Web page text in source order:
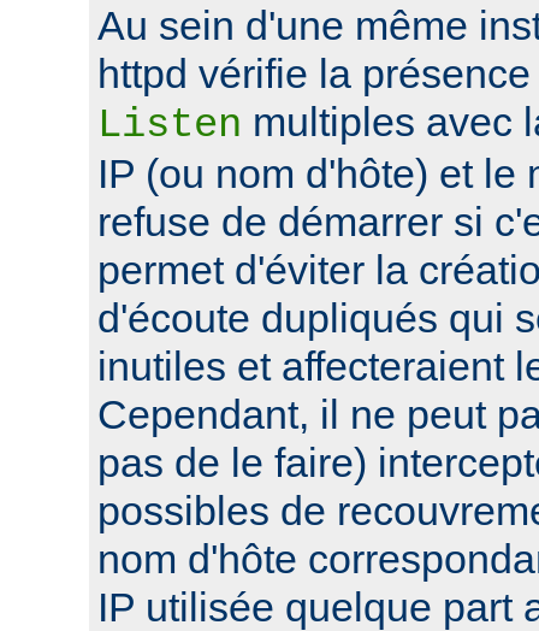
Au sein d'une même
httpd vérifie la
Listen multiples avec
IP (ou nom d'hôte) et le
refuse de démarrer si
permet d'éviter la
d'écoute dupliqués qui
inutiles et affecteraient
Cependant, il ne peut
pas de le faire)
possibles de
nom d'hôte
IP utilisée quelque part